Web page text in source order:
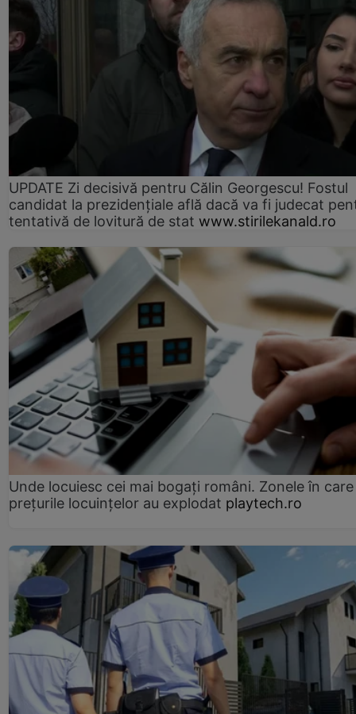
UPDATE Zi decisivă pentru Călin Georgescu! Fostul
candidat la prezidențiale află dacă va fi judecat
tentativă de lovitură de stat www.stirilekanald.ro
Unde locuiesc cei mai bogați români. Zonele în care
prețurile locuințelor au explodat playtech.ro